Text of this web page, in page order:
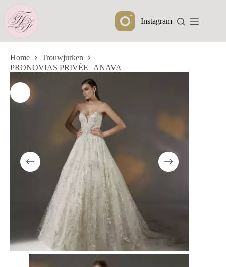
naar
inhoud
Instagram
Home
Trouwjurken
PRONOVIAS PRIVÉE | ANAVA